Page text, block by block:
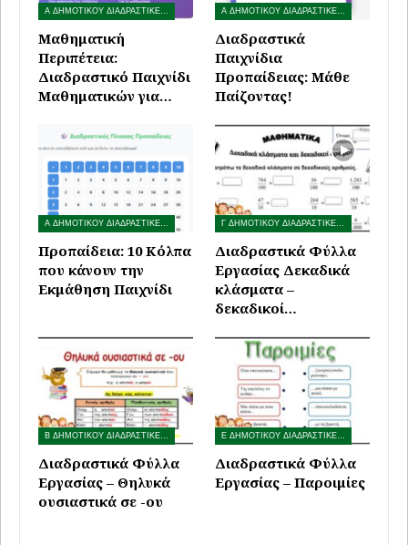
Μαθηματική
Περιπέτεια:
Διαδραστικό Παιχνίδι
Μαθηματικών για…
Διαδραστικά
Παιχνίδια
Προπαίδειας: Μάθε
Παίζοντας!
Προπαίδεια: 10 Κόλπα
που κάνουν την
Εκμάθηση Παιχνίδι
Διαδραστικά Φύλλα
Εργασίας Δεκαδικά
κλάσματα –
δεκαδικοί…
Διαδραστικά Φύλλα
Εργασίας – Θηλυκά
ουσιαστικά σε -ου
Διαδραστικά Φύλλα
Εργασίας – Παροιμίες